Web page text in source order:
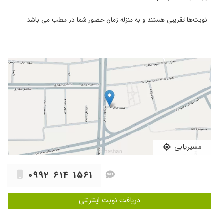
در مورد تواخل دارویی سوال داشتم که راهنمایی
۱۴۰۳/۰۶/۲۲
تشخیصشون خوب بود
بسیار عالی ۱۴۰۴/۱۲/۰۵
عالی بود ۱۴۰۴/۱۱/۱۱
تشخیص خیلی عالی دارن مشکلم کامل حل شد
بسیار دکتر خوب و باسوادی هستن.و خیلی عالی
راهنمایی میکنند.
مشکل طپش قلب طولانی مدت داشتم با تشخیص
ایشون خیلی بهتر هستم.
۱۴۰۳/۰۳/۰۸
۱۴۰۳/۰۶/۱۸
بسیار عالی هستن.مجدد در صدد نوبت گیری
هستم
نوبت‌ها تقریبی هستند و به منزله زمان حضور شما در مطب می باشد
مسیریابی
۰۹۹۲ ۶۱۴ ۱۵۶۱
دریافت نوبت اینترنتی